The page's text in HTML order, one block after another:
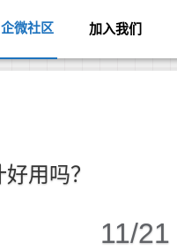
企微社区 加入我们
用吗？
11/21